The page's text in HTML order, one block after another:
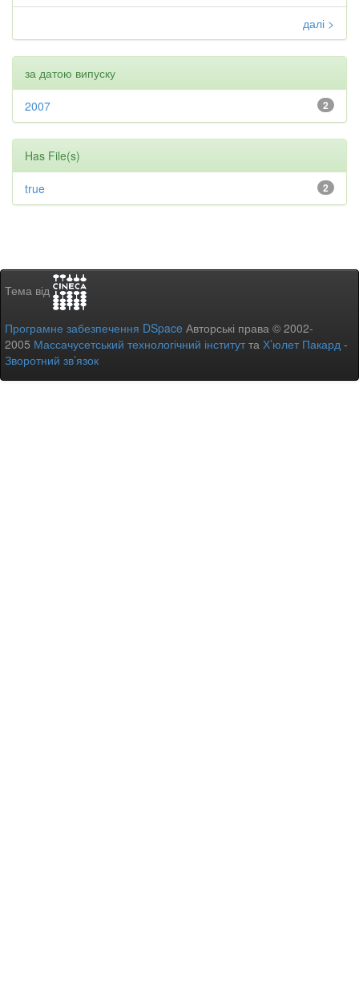
далі >
за датою випуску
2
2007
Has File(s)
2
true
Тема від
Програмне забезпечення DSpace Авторські права © 2002-
2005 Массачусетський технологічний інститутта Х’юлет Пакард -
Зворотний зв’язок